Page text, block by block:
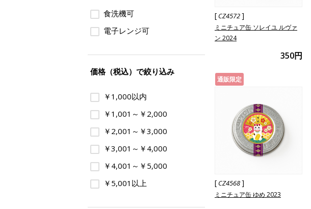
[ CZ4572]
ミニチュア缶 ソレイユ ルヴァ
ン 2024
350円
通販限定
[ CZ4568]
ミニチュア缶 ゆめ 2023
食洗機可
電子レンジ可
価格（税込）で絞り込み
￥1,000以内
￥1,001～￥2,000
￥2,001～￥3,000
￥3,001～￥4,000
￥4,001～￥5,000
￥5,001以上